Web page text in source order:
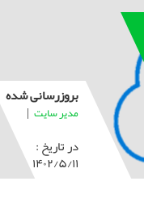
بروزرسانی شده
مدیر سایت |
در تاریخ :
۱۴۰۲/۵/۱۱